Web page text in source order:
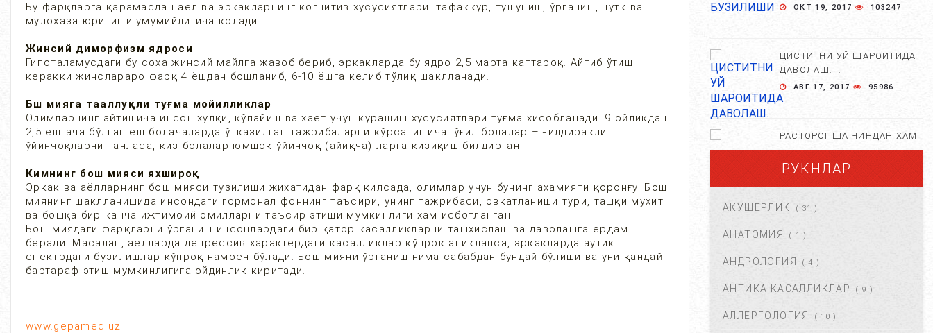
Бу фарқларга қарамасдан аёл ва эркакларнинг когнитив хусусиятлари: тафаккур, тушуниш, ўрганиш, нутқ ва
мулохаза юритиши умумийлигича қолади.
Жинсий диморфизм ядроси
Гипоталамусдаги бу соха жинсий майлга жавоб бериб, эркакларда бу ядро 2,5 марта каттароқ. Айтиб ўтиш
керакки жинслараро фарқ 4 ёшдан бошланиб, 6-10 ёшга келиб тўлиқ шаклланади.
Бш мияга тааллуқли туғма мойилликлар
Олимларнинг айтишича инсон хулқи, кўпайиш ва хаёт учун курашиш хусусиятлари туғма хисобланади. 9 ойликдан
2,5 ёшгача бўлган ёш болачаларда ўтказилган тажрибаларни кўрсатишича: ўғил болалар – ғилдиракли
ўйинчоқларни танласа, қиз болалар юмшоқ ўйинчоқ (айиқча) ларга қизиқиш билдирган.
Кимнинг бош мияси яхшироқ
Эркак ва аёлларнинг бош мияси тузилиши жихатидан фарқ қилсада, олимлар учун бунинг ахамияти қоронғу. Бош
миянинг шаклланишида инсондаги гормонал фоннинг таъсири, унинг тажрибаси, овқатланиши тури, ташқи мухит
ва бошқа бир қанча ижтимоий омилларни таъсир этиши мумкинлиги хам исботланган.
Бош миядаги фарқларни ўрганиш инсонлардаги бир қатор касалликларни ташхислаш ва даволашга ёрдам
беради. Масалан, аёлларда депрессив характердаги касалликлар кўпроқ аниқланса, эркакларда аутик
спектрдаги бузилишлар кўпроқ намоён бўлади. Бош мияни ўрганиш нима сабабдан бундай бўлиши ва уни қандай
бартараф этиш мумкинлигига ойдинлик киритади.
www.gepamed.uz
ОКТ 19, 2017 103247
ЦИСТИТНИ УЙ ШАРОИТИДА
ДАВОЛАШ....
АВГ 17, 2017 95986
РАСТОРОПША ЧИНДАН ХАМ
ФОЙДАЛИМИ?...
АПР 25, 2021
ХОМИЛА ЖИНСИНИ
АНИҚЛАШНИНГ
НОСТАНДАРТ УСУЛЛАРИ....
АВГ 22, 2017
ХОМИЛА МУДДАТИНИ
АНИҚЛАШНИНГ ҚАНДАЙ
УСУЛЛАР БОР?...
РУКНЛАР
АКУШЕРЛИК ( 31 )
АНАТОМИЯ ( 1 )
АНДРОЛОГИЯ ( 4 )
АНТИҚА КАСАЛЛИКЛАР ( 9 )
АЛЛЕРГОЛОГИЯ ( 10 )